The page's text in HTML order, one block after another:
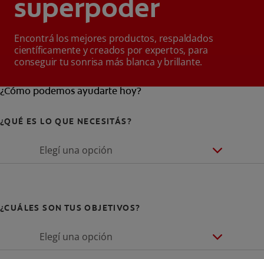
superpoder
Encontrá los mejores productos, respaldados
científicamente y creados por expertos, para
conseguir tu sonrisa más blanca y brillante.
¿Cómo podemos ayudarte hoy?
¿QUÉ ES LO QUE NECESITÁS?
Elegí una opción
¿CUÁLES SON TUS OBJETIVOS?
Elegí una opción